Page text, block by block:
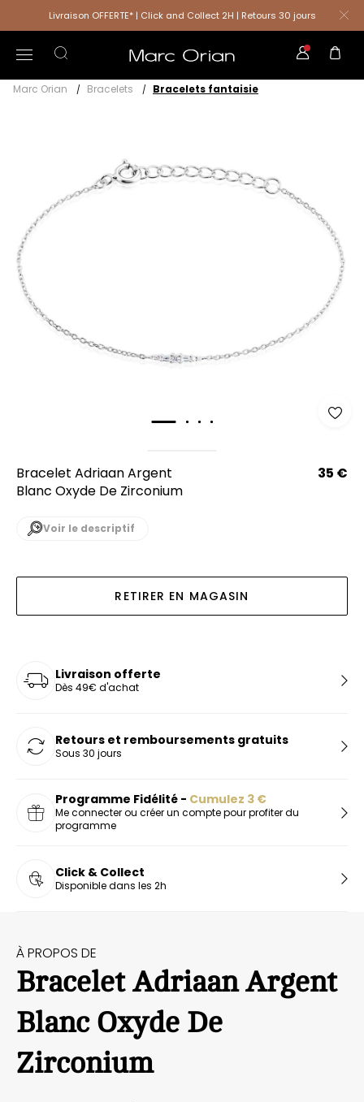
Livraison OFFERTE* | Click and Collect 2H | Retours 30 jours
Marc Orian Bracelets Bracelets fantaisie
Bracelet Adriaan Argent
Blanc Oxyde De Zirconium
35 €
Voir le descriptif
RETIRER EN MAGASIN
Livraison offerte
Dès 49€ d'achat
Retours et remboursements gratuits
Sous 30 jours
Programme Fidélité - Cumulez 3 €
Me connecter ou créer un compte pour profiter du
programme
Click & Collect
Disponible dans les 2h
À PROPOS DE
Bracelet Adriaan Argent
Blanc Oxyde De
Zirconium